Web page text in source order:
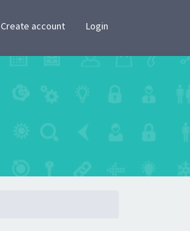
Create account Login